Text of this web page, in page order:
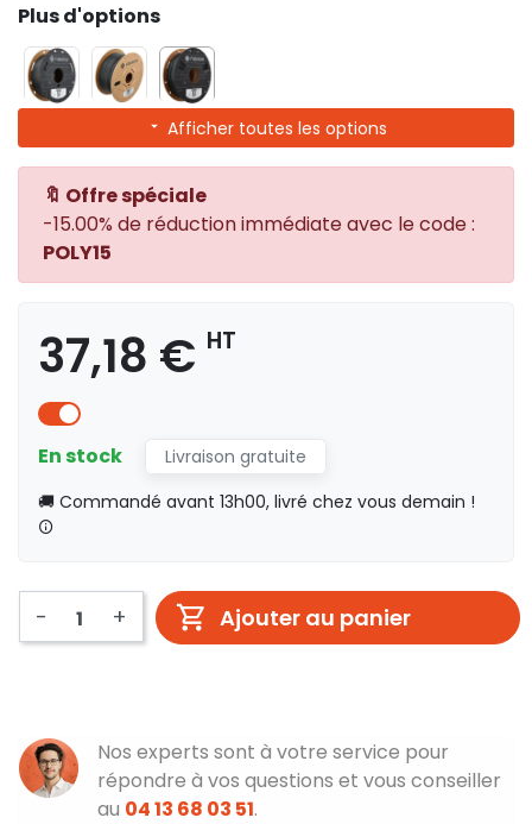
Plus d'options
Afficher toutes les options
🔖 Offre spéciale
-15.00% de réduction immédiate avec le code :
POLY15
37,18 € HT
En stock
Livraison gratuite
🚚 Commandé avant 13h00, livré chez vous demain !
- + Ajouter au panier
Nos experts sont à votre service pour
répondre à vos questions et vous conseiller
au 04 13 68 03 51.